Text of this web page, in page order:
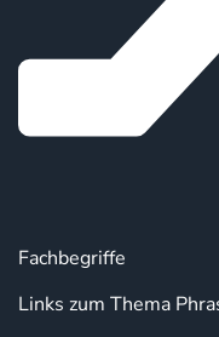
Fachbegriffe
Links zum Thema